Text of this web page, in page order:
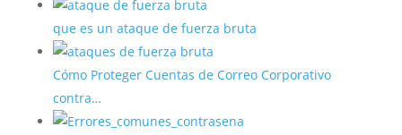
que es un ataque de fuerza bruta
Cómo Proteger Cuentas de Correo Corporativo
contra…